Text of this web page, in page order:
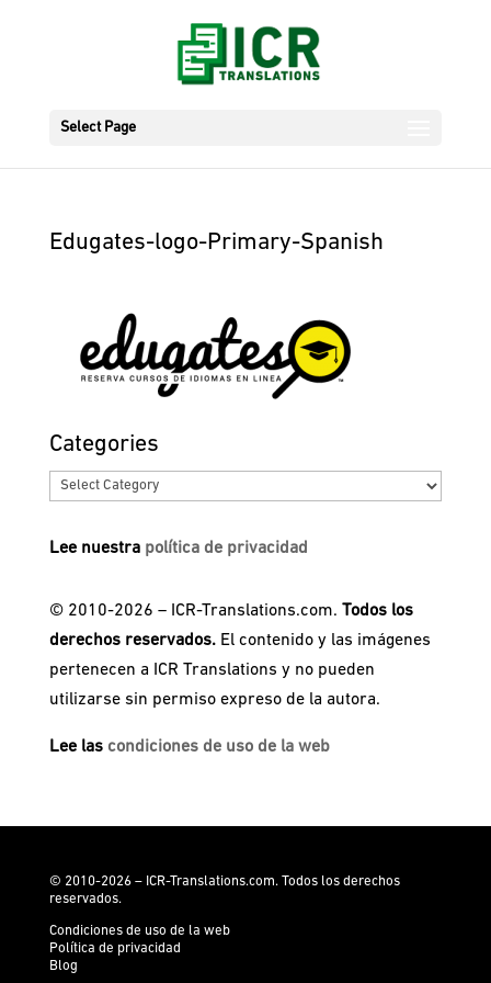
Select Page
Edugates-logo-Primary-Spanish
Categories
Categories
Lee nuestra política de privacidad
© 2010-2026 – ICR-Translations.com. Todos los
derechos reservados.El contenido y las imágenes
pertenecen a ICR Translations y no pueden
utilizarse sin permiso expreso de la autora.
Lee las condiciones de uso de la web
© 2010-2026 – ICR-Translations.com. Todos los derechos
reservados.
Condiciones de uso de la web
Política de privacidad
Blog